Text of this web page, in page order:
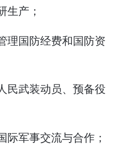
生产；
理国防经费和国防资
民武装动员、预备役
际军事交流与合作；